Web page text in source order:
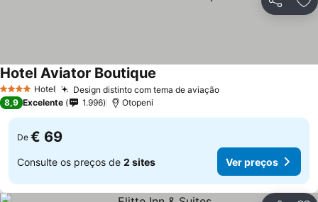
Partilhar
4 EstrelasHotel Design distinto com tema de aviaçãoVer preços
Hotel Aviator Boutique
8,9 Excelente 1.996 Otopeni
De € 69
Consulte os preços de 2 sites Ver preços